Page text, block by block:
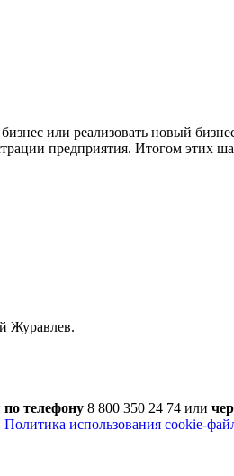
или реализовать новый
предприятия. Итогом этих
Журавлев.
по телефону 8 800 350 24 74 или
Политика использования cookie-